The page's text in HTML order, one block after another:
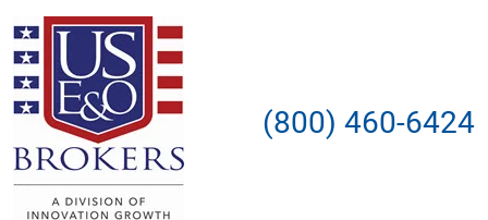
(800) 460-6424